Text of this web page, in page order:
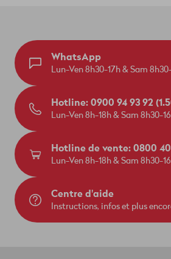
WhatsApp
Lun-Ven 8h30-17h & Sam
Hotline: 0900 94 93 92
Lun-Ven 8h-18h & Sam 8h30-
Hotline de vente: 0800
Lun-Ven 8h-18h & Sam 8h30-
Centre d'aide
Instructions, infos et plus